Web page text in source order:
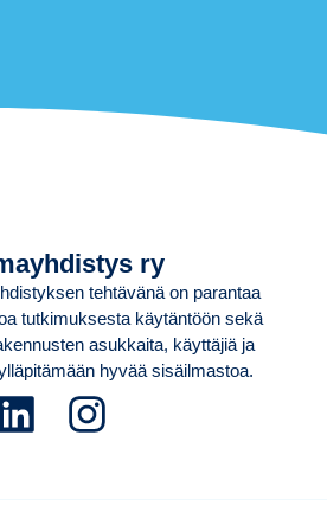
ry
tehtävänä on parantaa
tutkimuksesta käytäntöön sekä
asukkaita, käyttäjiä ja
hyvää sisäilmastoa.